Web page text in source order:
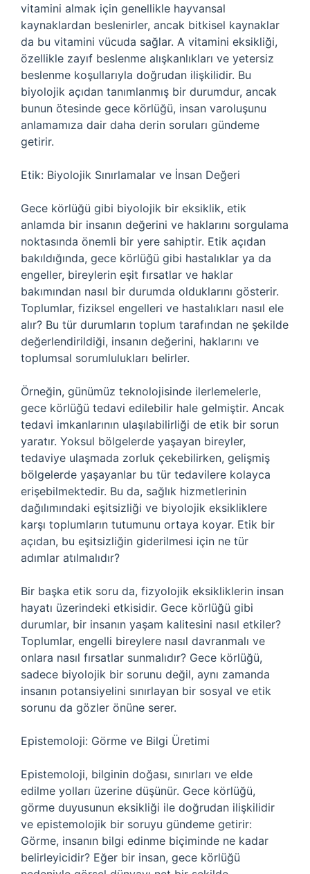
vitamini almak için genellikle hayvansal
kaynaklardan beslenirler, ancak bitkisel kaynaklar
da bu vitamini vücuda sağlar. A vitamini eksikliği,
özellikle zayıf beslenme alışkanlıkları ve yetersiz
beslenme koşullarıyla doğrudan ilişkilidir. Bu
biyolojik açıdan tanımlanmış bir durumdur, ancak
bunun ötesinde gece körlüğü, insan varoluşunu
anlamamıza dair daha derin soruları gündeme
getirir.
Etik: Biyolojik Sınırlamalar ve İnsan Değeri
Gece körlüğü gibi biyolojik bir eksiklik, etik
anlamda bir insanın değerini ve haklarını sorgulama
noktasında önemli bir yere sahiptir. Etik açıdan
bakıldığında, gece körlüğü gibi hastalıklar ya da
engeller, bireylerin eşit fırsatlar ve haklar
bakımından nasıl bir durumda olduklarını gösterir.
Toplumlar, fiziksel engelleri ve hastalıkları nasıl ele
alır? Bu tür durumların toplum tarafından ne şekilde
değerlendirildiği, insanın değerini, haklarını ve
toplumsal sorumlulukları belirler.
Örneğin, günümüz teknolojisinde ilerlemelerle,
gece körlüğü tedavi edilebilir hale gelmiştir. Ancak
tedavi imkanlarının ulaşılabilirliği de etik bir sorun
yaratır. Yoksul bölgelerde yaşayan bireyler,
tedaviye ulaşmada zorluk çekebilirken, gelişmiş
bölgelerde yaşayanlar bu tür tedavilere kolayca
erişebilmektedir. Bu da, sağlık hizmetlerinin
dağılımındaki eşitsizliği ve biyolojik eksikliklere
karşı toplumların tutumunu ortaya koyar. Etik bir
açıdan, bu eşitsizliğin giderilmesi için ne tür
adımlar atılmalıdır?
Bir başka etik soru da, fizyolojik eksikliklerin insan
hayatı üzerindeki etkisidir. Gece körlüğü gibi
durumlar, bir insanın yaşam kalitesini nasıl etkiler?
Toplumlar, engelli bireylere nasıl davranmalı ve
onlara nasıl fırsatlar sunmalıdır? Gece körlüğü,
sadece biyolojik bir sorunu değil, aynı zamanda
insanın potansiyelini sınırlayan bir sosyal ve etik
sorunu da gözler önüne serer.
Epistemoloji: Görme ve Bilgi Üretimi
Epistemoloji, bilginin doğası, sınırları ve elde
edilme yolları üzerine düşünür. Gece körlüğü,
görme duyusunun eksikliği ile doğrudan ilişkilidir
ve epistemolojik bir soruyu gündeme getirir:
Görme, insanın bilgi edinme biçiminde ne kadar
belirleyicidir? Eğer bir insan, gece körlüğü